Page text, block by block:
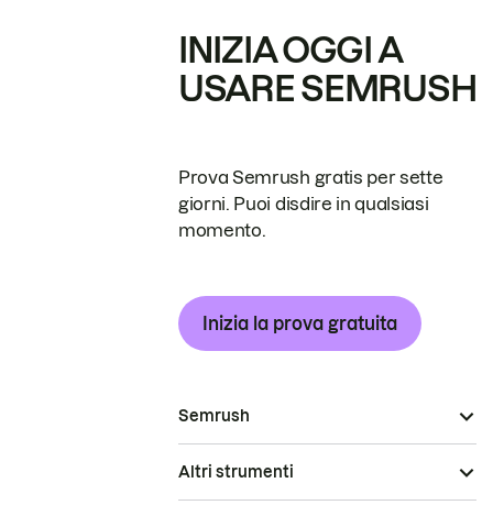
INIZIA OGGI A
USARE SEMRUSH
Prova Semrush gratis per sette
giorni. Puoi disdire in qualsiasi
momento.
Inizia la prova gratuita
Semrush
Altri strumenti